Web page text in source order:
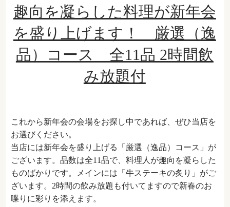
趣向を凝らした料理が新年会
を盛り上げます！ 厳選（逸
品）コース 全11品 2時間飲
み放題付
これから新年会の会場をお探し中であれば、ぜひ当店を
お選びください。
当店には新年会を盛り上げる「厳選（逸品）コース」が
ございます。品数は全11品で、料理人が趣向を凝らした
ものばかりです。メインには「牛ステーキの炙り」がご
ざいます。2時間の飲み放題も付いてますので新春のお
喋りに彩りを添えます。